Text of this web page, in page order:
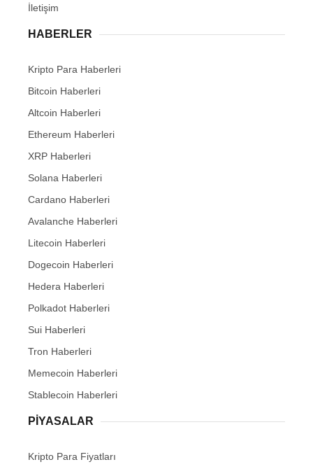
İletişim
HABERLER
Kripto Para Haberleri
Bitcoin Haberleri
Altcoin Haberleri
Ethereum Haberleri
XRP Haberleri
Solana Haberleri
Cardano Haberleri
Avalanche Haberleri
Litecoin Haberleri
Dogecoin Haberleri
Hedera Haberleri
Polkadot Haberleri
Sui Haberleri
Tron Haberleri
Memecoin Haberleri
Stablecoin Haberleri
PIYASALAR
Kripto Para Fiyatları